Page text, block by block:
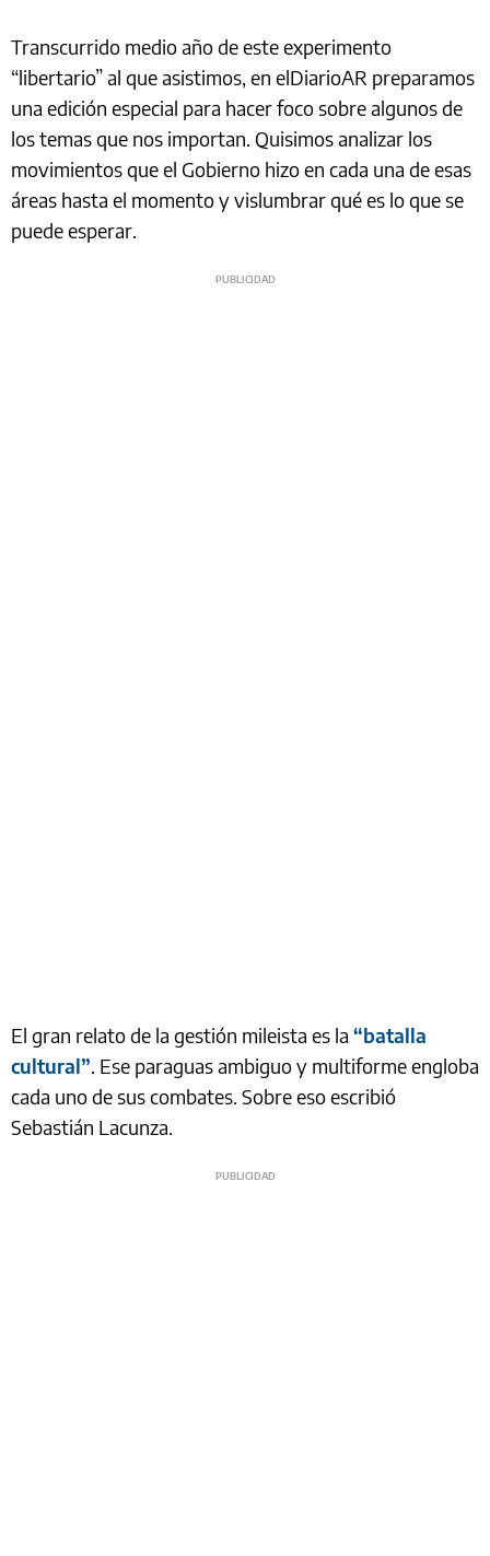
Transcurrido medio año de este experimento
“libertario” al que asistimos, en elDiarioAR preparamos
una edición especial para hacer foco sobre algunos de
los temas que nos importan. Quisimos analizar los
movimientos que el Gobierno hizo en cada una de esas
áreas hasta el momento y vislumbrar qué es lo que se
puede esperar.
El gran relato de la gestión mileista es la “batalla
cultural”. Ese paraguas ambiguo y multiforme engloba
cada uno de sus combates. Sobre eso escribió
Sebastián Lacunza.